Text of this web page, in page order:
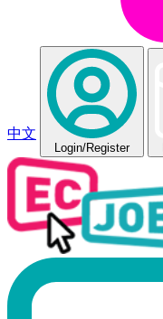
中文
Login/Register